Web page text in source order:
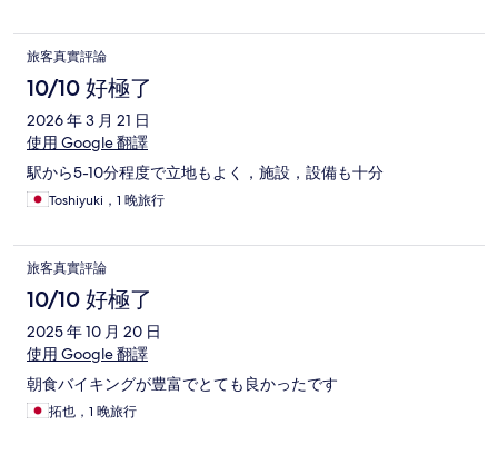
旅客真實評論
10/10 好極了
2026 年 3 月 21 日
使用 Google 翻譯
駅から5-10分程度で立地もよく，施設，設備も十分
Toshiyuki，1 晚旅行
旅客真實評論
10/10 好極了
2025 年 10 月 20 日
使用 Google 翻譯
朝食バイキングが豊富でとても良かったです
拓也，1 晚旅行